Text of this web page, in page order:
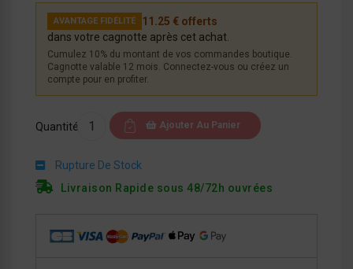
AVANTAGE FIDÉLITÉ
11.25 € offerts
dans votre cagnotte après cet achat.
Cumulez 10% du montant de vos commandes boutique.
Cagnotte valable 12 mois. Connectez-vous ou créez un
compte pour en profiter.
Quantité Ajouter Au Panier
Rupture De Stock
Livraison Rapide sous 48/72h ouvrées